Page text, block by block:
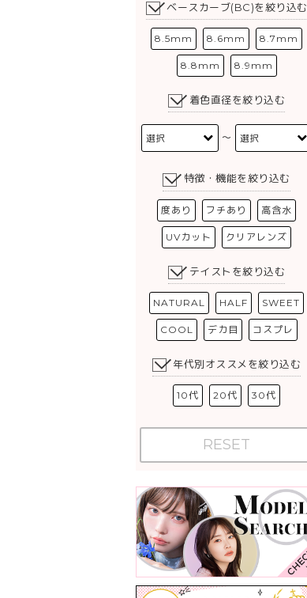
ベースカーブ(BC)を絞り込む
8.5mm 8.6mm 8.7mm
8.8mm 8.9mm
着色直径を絞り込む
〜
特徴・機能を絞り込む
度あり フチあり 高含水
UVカット クリアレンズ
テイストを絞り込む
NATURAL HALF SWEET
COOL デカ目 コスプレ
年代別オススメを絞り込む
10代 20代 30代
RESET